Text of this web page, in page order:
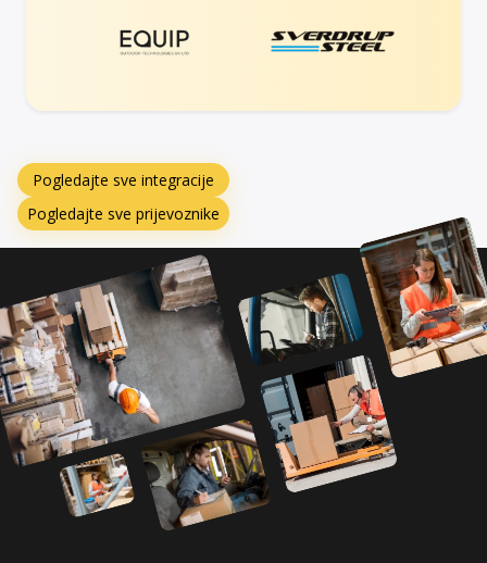
Pogledajte sve integracije
Pogledajte sve prijevoznike